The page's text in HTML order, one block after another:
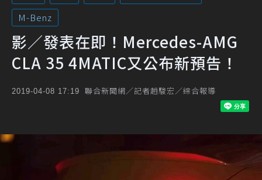
M-Benz
影／發表在即！Mercedes-AMG
CLA 35 4MATIC又公布新預告！
2019-04-08 17:19 聯合新聞網／記者趙駿宏／綜合報導